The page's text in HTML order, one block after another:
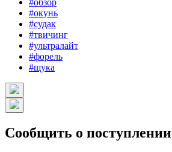
#окунь
#судак
#твичинг
#ультралайт
#форель
#щука
Сообщить о поступлении